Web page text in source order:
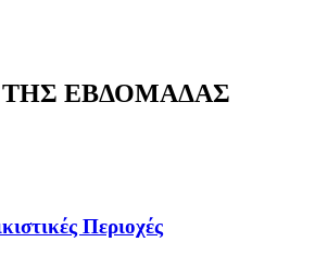
ΤΗΣ ΕΒΔΟΜΑΔΑΣ
Περιοχές